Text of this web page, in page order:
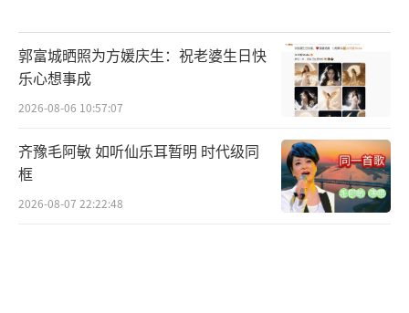
郭富城晒照为方媛庆生：祝老婆生日快
乐心想事成
2026-08-06 10:57:07
齐豫毛阿敏 如听仙乐耳暂明 时代级同
框
2026-08-07 22:22:48